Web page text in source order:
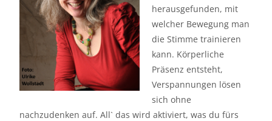
herausgefunden, mit
welcher Bewegung man
die Stimme trainieren
kann. Körperliche
Präsenz entsteht,
Verspannungen lösen
sich ohne
nachzudenken auf. All` das wird aktiviert, was du fürs